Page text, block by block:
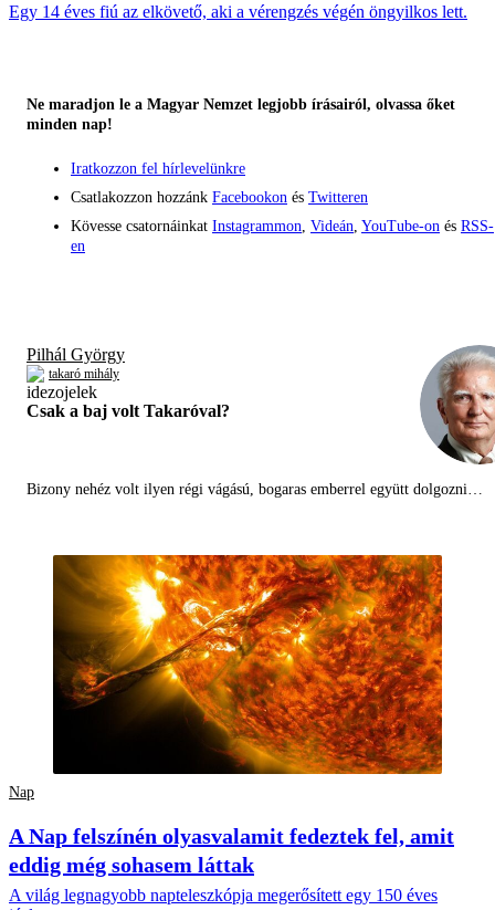
Egy 14 éves fiú az elkövető, aki a vérengzés végén öngyilkos lett.
Ne maradjon le a Magyar Nemzet legjobb írásairól, olvassa őket
minden nap!
Iratkozzon fel hírlevelünkre
Csatlakozzon hozzánk Facebookon és Twitteren
Kövesse csatornáinkat Instagrammon Videán YouTube-on és RSS-
en
Pilhál György
takaró mihály
Csak a baj volt Takaróval?
Bizony nehéz volt ilyen régi vágású, bogaras emberrel együtt dolgozni…
Nap
A Nap felszínén olyasvalamit fedeztek fel, amit
eddig még sohasem láttak
A világ legnagyobb napteleszkópja megerősített egy 150 éves